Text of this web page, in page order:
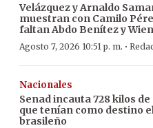
Velázquez y Arnaldo
muestran con Camilo
faltan Abdo Benítez y
Agosto 7, 2026 10:51 p. m. ·
Nacionales
Senad incauta 728 kilos
que tenían como destino
brasileño